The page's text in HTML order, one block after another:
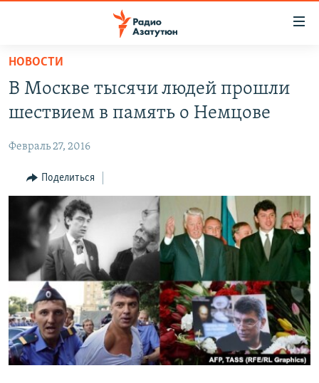
Перейти
основному
содержанию
навигации
Перейти
поиску
ОБЩЕСТВО
ЭКОНОМИКА
РЕГИОН
НАГОРНЫЙ КАРАБАХ
КУЛЬТУРА
СПОРТ
АРХИВ
Հայերեն
English
НОВОСТИ
В Москве тысячи людей прошли
шествием в память о Немцове
Февраль 27, 2016
Поделиться